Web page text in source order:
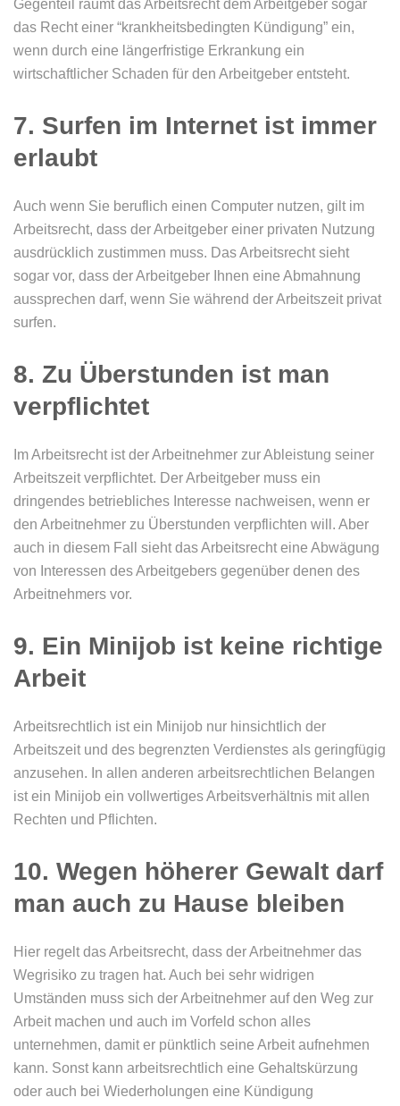
Gegenteil räumt das Arbeitsrecht dem Arbeitgeber sogar
das Recht einer “krankheitsbedingten Kündigung” ein,
wenn durch eine längerfristige Erkrankung ein
wirtschaftlicher Schaden für den Arbeitgeber entsteht.
7. Surfen im Internet ist immer
erlaubt
Auch wenn Sie beruflich einen Computer nutzen, gilt im
Arbeitsrecht, dass der Arbeitgeber einer privaten Nutzung
ausdrücklich zustimmen muss. Das Arbeitsrecht sieht
sogar vor, dass der Arbeitgeber Ihnen eine Abmahnung
aussprechen darf, wenn Sie während der Arbeitszeit privat
surfen.
8. Zu Überstunden ist man
verpflichtet
Im Arbeitsrecht ist der Arbeitnehmer zur Ableistung seiner
Arbeitszeit verpflichtet. Der Arbeitgeber muss ein
dringendes betriebliches Interesse nachweisen, wenn er
den Arbeitnehmer zu Überstunden verpflichten will. Aber
auch in diesem Fall sieht das Arbeitsrecht eine Abwägung
von Interessen des Arbeitgebers gegenüber denen des
Arbeitnehmers vor.
9. Ein Minijob ist keine richtige
Arbeit
Arbeitsrechtlich ist ein Minijob nur hinsichtlich der
Arbeitszeit und des begrenzten Verdienstes als geringfügig
anzusehen. In allen anderen arbeitsrechtlichen Belangen
ist ein Minijob ein vollwertiges Arbeitsverhältnis mit allen
Rechten und Pflichten.
10. Wegen höherer Gewalt darf
man auch zu Hause bleiben
Hier regelt das Arbeitsrecht, dass der Arbeitnehmer das
Wegrisiko zu tragen hat. Auch bei sehr widrigen
Umständen muss sich der Arbeitnehmer auf den Weg zur
Arbeit machen und auch im Vorfeld schon alles
unternehmen, damit er pünktlich seine Arbeit aufnehmen
kann. Sonst kann arbeitsrechtlich eine Gehaltskürzung
oder auch bei Wiederholungen eine Kündigung